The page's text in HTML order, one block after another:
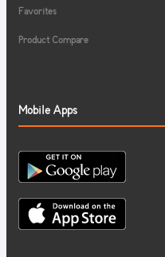
Favorites
Product Compare
Mobile Apps